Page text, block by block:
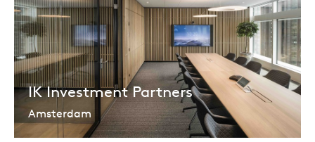
IK Investment Partners
Amsterdam